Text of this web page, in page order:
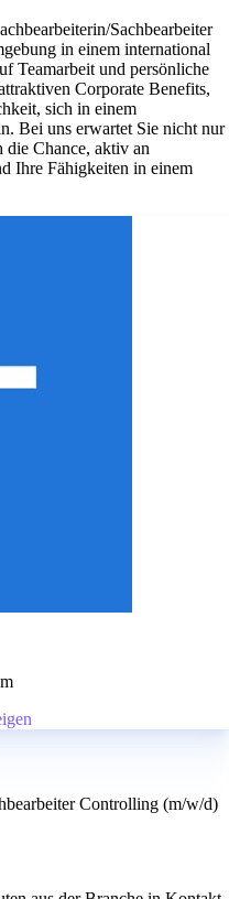
Sachbearbeiter
in einem international
Teamarbeit und persönliche
Corporate Benefits,
sich in einem
Bei uns erwartet Sie nicht nur
die Chance, aktiv an
Ihre Fähigkeiten in einem
Controlling (m/w/d)